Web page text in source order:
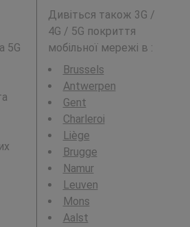
5G
Дивіться також 3G /
4G / 5G покриття
мобільної мережі в :
Brussels
Antwerpen
Gent
Charleroi
Liège
Brugge
Namur
Leuven
Mons
Aalst